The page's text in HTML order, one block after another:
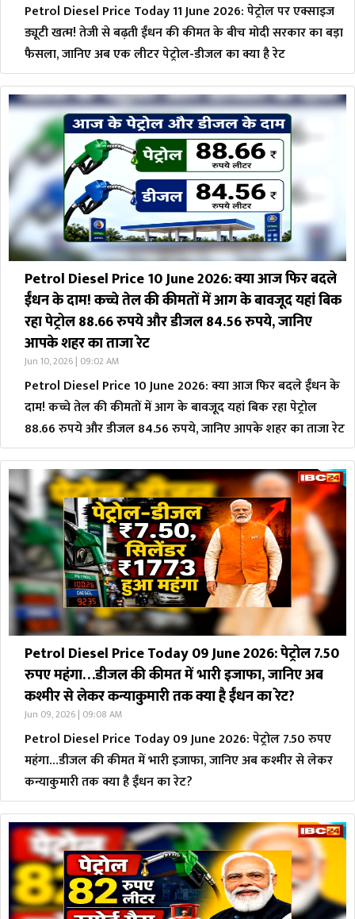
Petrol Diesel Price Today 11 June 2026: पेट्रोल पर एक्साइज
ड्यूटी खत्म! तेजी से बढ़ती ईंधन की कीमत के बीच मोदी सरकार का बड़ा
फैसला, जानिए अब एक लीटर पेट्रोल-डीजल का क्या है रेट
Petrol Diesel Price 10 June 2026: क्या आज फिर बदले
ईंधन के दाम! कच्चे तेल की कीमतों में आग के बावजूद यहां बिक
रहा पेट्रोल 88.66 रुपये और डीजल 84.56 रुपये, जानिए
आपके शहर का ताजा रेट
Jun 10, 2026 | 09:02 AM
Petrol Diesel Price 10 June 2026: क्या आज फिर बदले ईंधन के
दाम! कच्चे तेल की कीमतों में आग के बावजूद यहां बिक रहा पेट्रोल
88.66 रुपये और डीजल 84.56 रुपये, जानिए आपके शहर का ताजा रेट
Petrol Diesel Price Today 09 June 2026: पेट्रोल 7.50
रुपए महंगा…डीजल की कीमत में भारी इजाफा, जानिए अब
कश्मीर से लेकर कन्याकुमारी तक क्या है ईंधन का रेट?
Jun 09, 2026 | 09:08 AM
Petrol Diesel Price Today 09 June 2026: पेट्रोल 7.50 रुपए
महंगा…डीजल की कीमत में भारी इजाफा, जानिए अब कश्मीर से लेकर
कन्याकुमारी तक क्या है ईंधन का रेट?